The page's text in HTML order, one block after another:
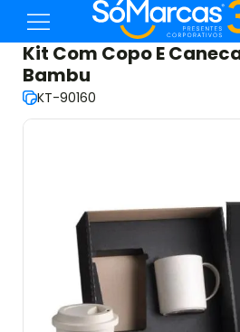
Kit Com Copo E
Bambu
KT-90160